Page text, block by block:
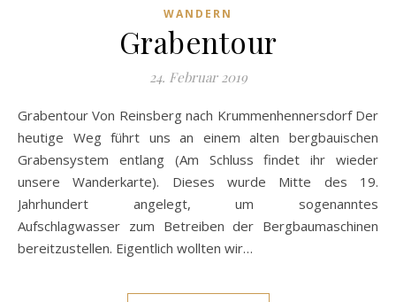
WANDERN
Grabentour
24. Februar 2019
Grabentour Von Reinsberg nach Krummenhennersdorf Der
heutige Weg führt uns an einem alten bergbauischen
Grabensystem entlang (Am Schluss findet ihr wieder
unsere Wanderkarte). Dieses wurde Mitte des 19.
Jahrhundert angelegt, um sogenanntes
Aufschlagwasser zum Betreiben der Bergbaumaschinen
bereitzustellen. Eigentlich wollten wir…